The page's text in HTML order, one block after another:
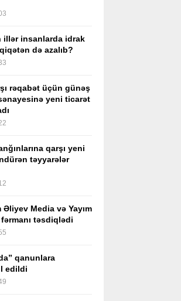
illər insanlarda idrak
də azalıb?
rəqabət üçün günəş
yeni ticarət
qarşı yeni
təyyarələr
Əliyev Media və Yayım
fərmanı təsdiqlədi
qanunlara
edildi